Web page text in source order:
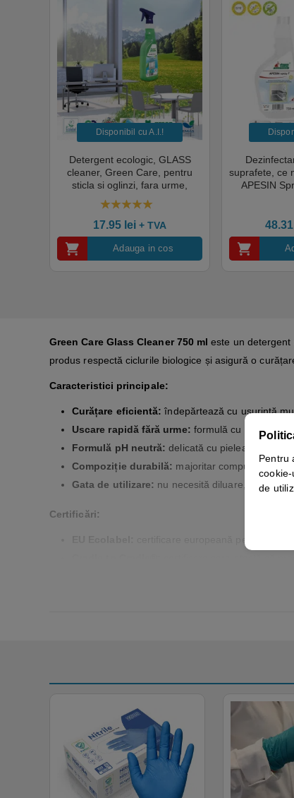
Disponibil cu A.I.​!
Detergent ecologic, GLASS
cleaner, Green Care, pentru
sticla si oglinzi, fara urme,
750ml, certificat Ecolabel,
Cradle-to-Cradle, Complet
Biodegradabil, gata preparat
pentru utilizare
17.95 lei + TVA
Adauga in cos
suprafete, ce
APESIN
48.31
Green Care Glass Cleaner 750 ml este un detergent
produs respectă ciclurile biologice și asigură o
Caracteristici principale:
Curățare eficientă: îndepărtează cu ușurință
Uscare rapidă fără urme: formulă cu uscare
Formulă pH neutră: delicată cu pielea, potrivită
Compoziție durabilă: majoritar compus din
Gata de utilizare: nu necesită diluare, ideal
Certificări:
Parfum:fără parfum
complet biodegradabil
Aplicații recomandate:
Potrivit pentru curățarea geamurilor, oglinzilor,
Pentru
de